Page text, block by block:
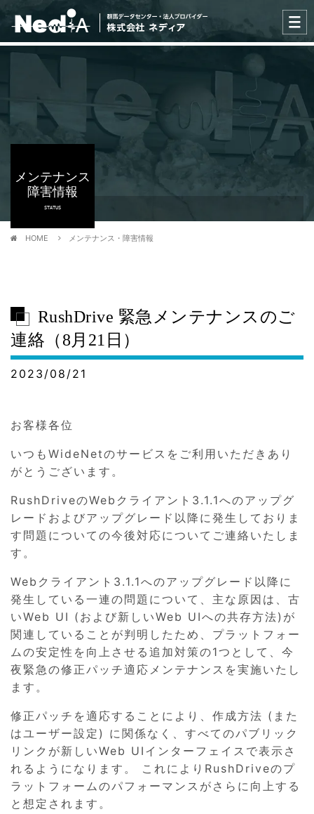
メンテナンス
障害情報
STATUS
HOME メンテナンス・障害情報
RushDrive 緊急メンテナンスのご
連絡（8月21日）
2023/08/21
お客様各位
いつもWideNetのサービスをご利用いただきあり
がとうございます。
RushDriveのWebクライアント3.1.1へのアップグ
レードおよびアップグレード以降に発生しておりま
す問題についての今後対応についてご連絡いたしま
す。
Webクライアント3.1.1へのアップグレード以降に
発生している一連の問題について、主な原因は、古
いWeb UI (および新しいWeb UIへの共存方法)が
関連していることが判明したため、プラットフォー
ムの安定性を向上させる追加対策の1つとして、今
夜緊急の修正パッチ適応メンテナンスを実施いたし
ます。
修正パッチを適応することにより、作成方法 (また
はユーザー設定) に関係なく、すべてのパブリック
リンクが新しいWeb UIインターフェイスで表示さ
れるようになります。 これによりRushDriveのプ
ラットフォームのパフォーマンスがさらに向上する
と想定されます。